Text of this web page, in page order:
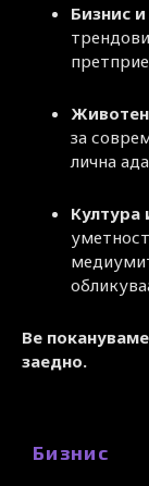
Бизнис
Животен
за
лична
Култура
Ве
заедно.
Бизнис